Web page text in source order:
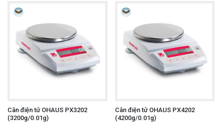
Cân điện tử OHAUS PX3202
(3200g/0.01g)
Cân điện tử OHAUS PX4202
(4200g/0.01g)